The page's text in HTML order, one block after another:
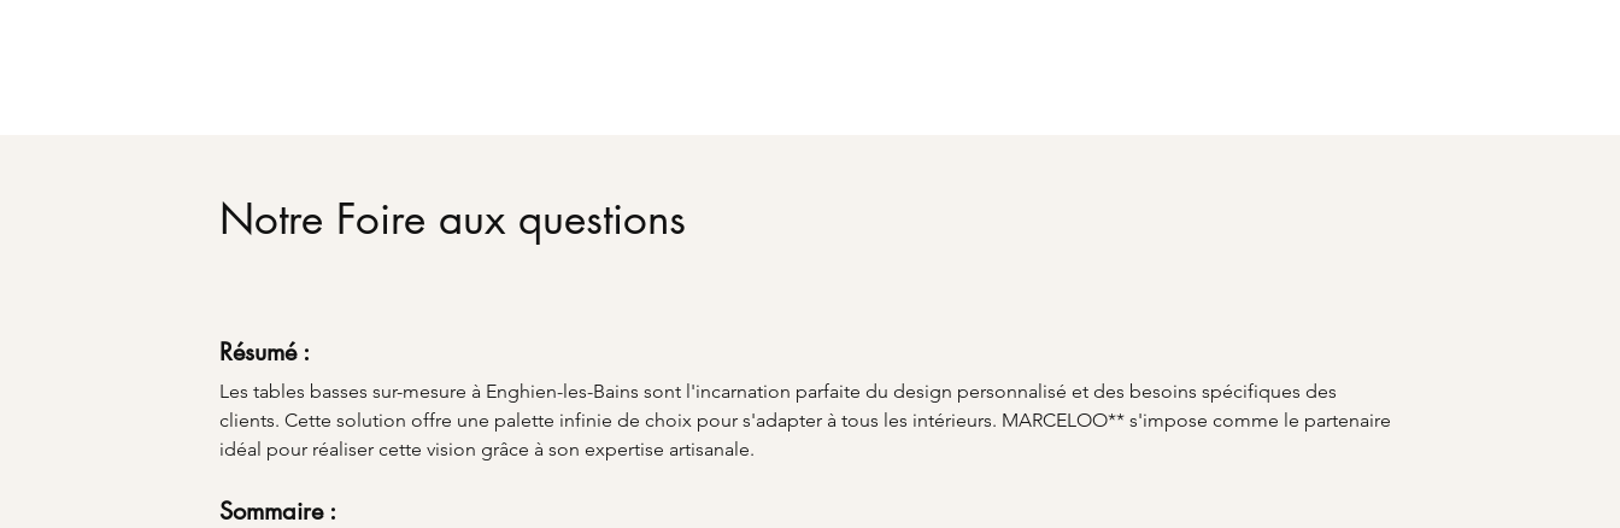
Notre Foire aux questions
Résumé :
Les tables basses sur-mesure à Enghien-les-Bains sont l'incarnation parfaite du design personnalisé et des besoins spécifiques des
clients. Cette solution offre une palette infinie de choix pour s'adapter à tous les intérieurs. MARCELOO** s'impose comme le partenaire
idéal pour réaliser cette vision grâce à son expertise artisanale.
Sommaire :